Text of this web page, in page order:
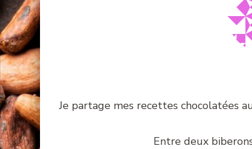
Je partage mes recettes chocolatées
Entre deux